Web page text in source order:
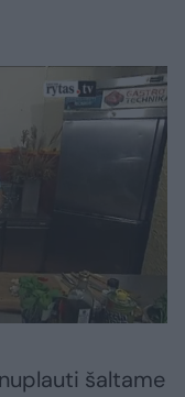
šaltame